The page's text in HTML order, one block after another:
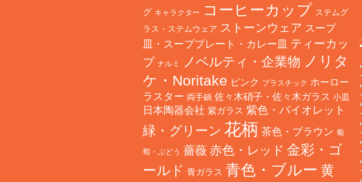
グ キャラクター コーヒーカップ ステムグ
ラス・ステムウェア ストーンウェア スープ
皿・スーププレート・カレー皿 ティーカッ
プ ナルミ ノベルティ・企業物 ノリタ
ケ・Noritake ピンク プラスチック ホーロー
ラスター 両手鍋 佐々木硝子・佐々木ガラス 小皿
日本陶器会社 紫ガラス 紫色・バイオレット
緑・グリーン 花柄 茶色・ブラウン 葡
萄・ぶどう 薔薇 赤色・レッド 金彩・ゴ
ールド 青ガラス 青色・ブルー 黄